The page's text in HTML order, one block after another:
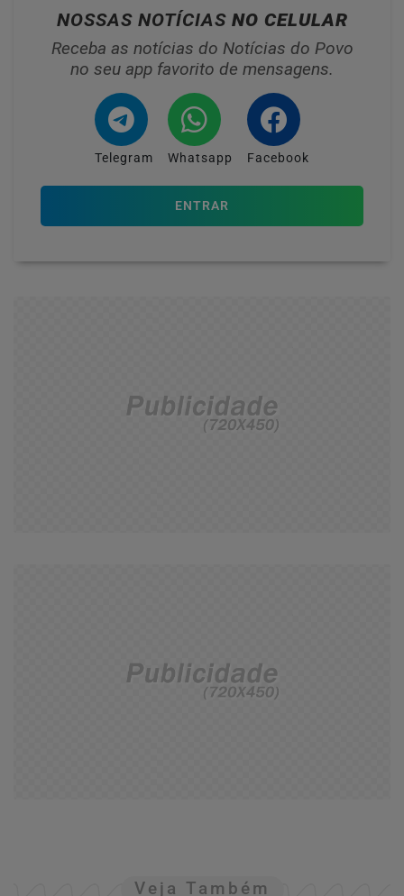
NOSSAS NOTÍCIAS NO CELULAR
Receba as notícias do Notícias do Povo
no seu app favorito de mensagens.
Telegram Whatsapp Facebook
ENTRAR
Veja Também